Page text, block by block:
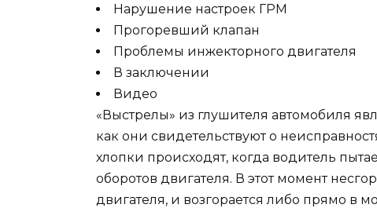
Нарушение настроек ГРМ
Прогоревший клапан
Проблемы инжекторного двигателя
В заключении
Видео
«Выстрелы» из глушителя автомобиля
как они свидетельствуют о
хлопки происходят, когда водитель
оборотов двигателя. В этот момент
двигателя, и возгорается либо прямо в